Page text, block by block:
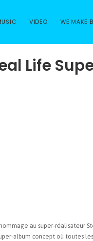
VIDEO WE MAKE
Life
au super-réalisateur
album concept où toutes